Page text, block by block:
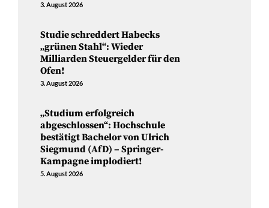
3. August 2026
Studie schreddert Habecks
„grünen Stahl“: Wieder
Milliarden Steuergelder für den
Ofen!
3. August 2026
„Studium erfolgreich
abgeschlossen“: Hochschule
bestätigt Bachelor von Ulrich
Siegmund (AfD) – Springer-
Kampagne implodiert!
5. August 2026